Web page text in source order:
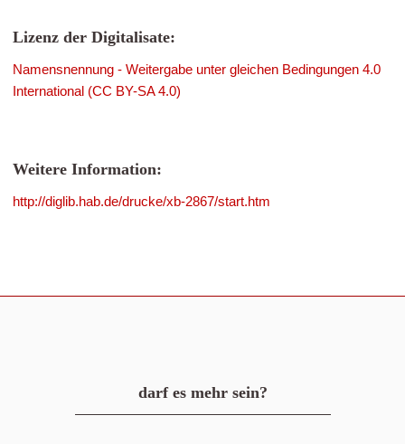
Lizenz der Digitalisate:
Namensnennung - Weitergabe unter gleichen Bedingungen 4.0
International (CC BY-SA 4.0)
Weitere Information:
http://diglib.hab.de/drucke/xb-2867/start.htm
darf es mehr sein?